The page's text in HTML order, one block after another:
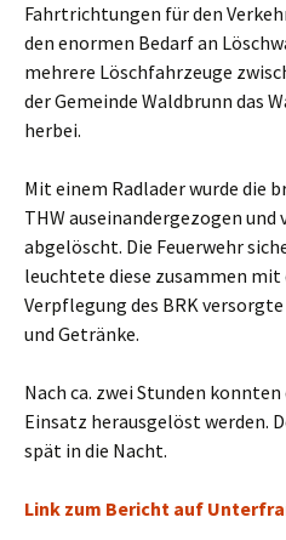
Fahrtrichtungen für den
den enormen Bedarf an
mehrere Löschfahrzeuge
der Gemeinde Waldbrunn das
herbei.
Mit einem Radlader wurde die
THW auseinandergezogen und
abgelöscht. Die Feuerwehr
leuchtete diese zusammen mit
Verpflegung des BRK
und Getränke.
Nach ca. zwei Stunden
Einsatz herausgelöst werden.
spät in die Nacht.
Link zum Bericht auf